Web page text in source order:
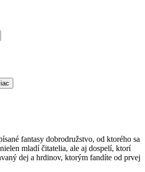
fantasy dobrodružstvo, od ktorého sa
mladí čitatelia, ale aj dospelí, ktorí
dej a hrdinov, ktorým fandíte od prvej